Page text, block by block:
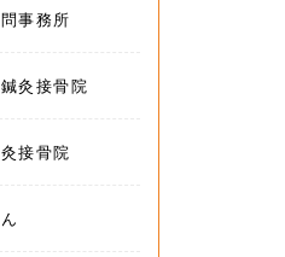
事務所
灸接骨院
接骨院